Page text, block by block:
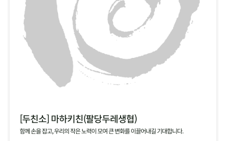
[두친소] 마하키친(팔당두레생협)
함께 손을 잡고, 우리의 작은 노력이 모여 큰 변화를 이끌어내길 기대합니다.